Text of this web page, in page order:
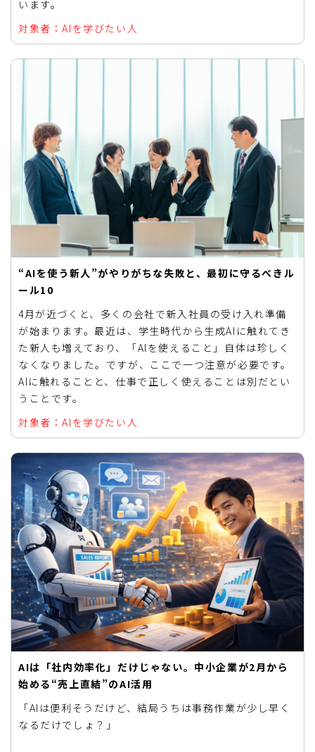
います。
対象者：AIを学びたい人
“AIを使う新人”がやりがちな失敗と、最初に守るべきル
ール10
4月が近づくと、多くの会社で新入社員の受け入れ準備
が始まります。最近は、学生時代から生成AIに触れてき
た新人も増えており、「AIを使えること」自体は珍しく
なくなりました。ですが、ここで一つ注意が必要です。
AIに触れることと、仕事で正しく使えることは別だとい
うことです。
対象者：AIを学びたい人
AIは「社内効率化」だけじゃない。中小企業が2月から
始める“売上直結”のAI活用
「AIは便利そうだけど、結局うちは事務作業が少し早く
なるだけでしょ？」